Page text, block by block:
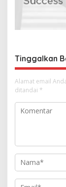
o
Tinggalkan
Alamat email
ditandai *